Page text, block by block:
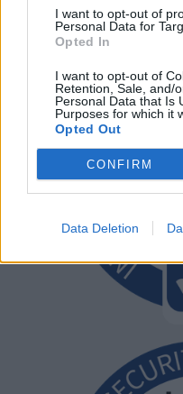
I want to opt-out of
Personal Data for
Opted In
I want to opt-out of
Retention, Sale, and/
Personal Data that Is
Purposes for which it
Opted Out
CONFIRM
Data Deletion